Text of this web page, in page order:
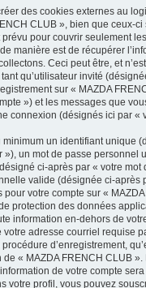
des cookies externes au
CLUB », bien que ceux-ci
pour couvrir seulement
manière est de récupérer
Ceci peut être, et
qu’utilisateur invité
sur « MAZDA
») et les messages que
connexion (désignés ici par «
minimum un identifiant unique
»), un mot de passe personnel
ci-après par « votre mot
valide (désignée ci-après
votre compte sur «
protection des données
information en-dehors de
adresse courriel requise
d’enregistrement,
« MAZDA FRENCH CLUB ».
de votre compte sera
votre profil, vous pouvez